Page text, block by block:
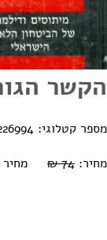
הקשר
מספר קטלוגי: 0770000226994
מחיר: 74 ₪ מחיר